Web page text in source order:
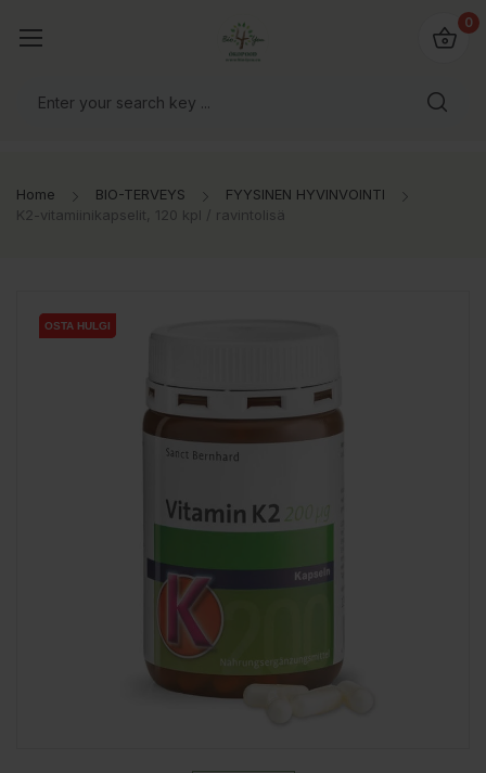
0
Home BIO-TERVEYS
FYYSINEN HYVINVOINTI
K2-vitamiinikapselit, 120 kpl / ravintolisä
OSTA HULGI
OSTA HULGI